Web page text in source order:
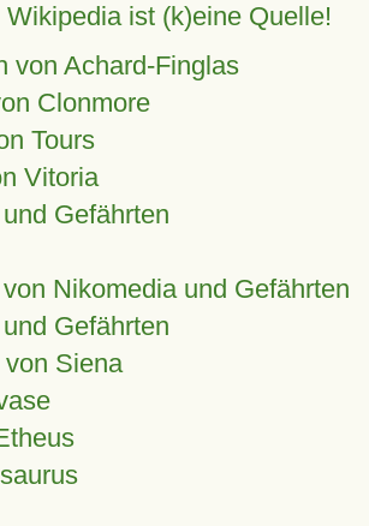
Wikipedia ist (k)eine Quelle!
von Achard-Finglas
Clonmore
Tours
Vitoria
Gefährten
Nikomedia und Gefährten
Gefährten
Siena